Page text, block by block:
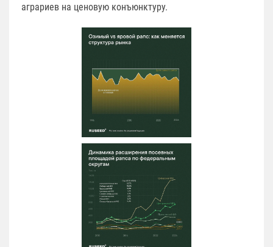
аграриев на ценовую конъюнктуру.